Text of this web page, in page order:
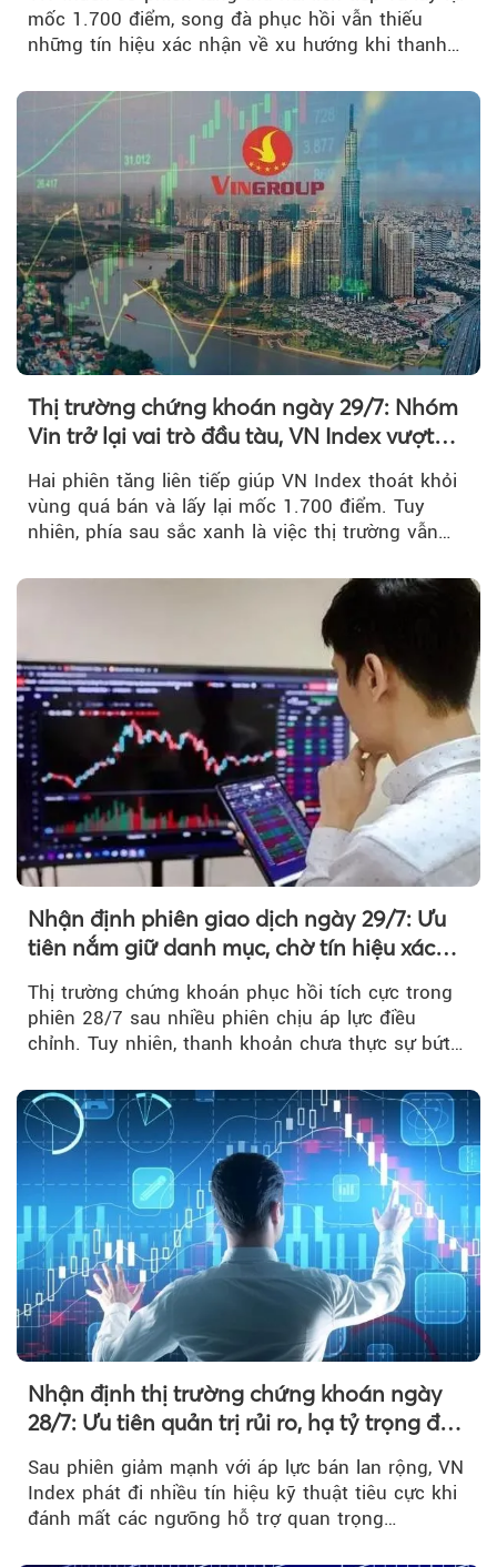
mốc 1.700 điểm, song đà phục hồi vẫn thiếu
những tín hiệu xác nhận về xu hướng khi thanh
Thị trường chứng khoán ngày 29/7: Nhóm
Vin trở lại vai trò đầu tàu, VN Index vượt
Hai phiên tăng liên tiếp giúp VN Index thoát khỏi
vùng quá bán và lấy lại mốc 1.700 điểm. Tuy
nhiên, phía sau sắc xanh là việc thị trường vẫn
tiền vẫn chưa thực sự trở lại.
Nhận định phiên giao dịch ngày 29/7: Ưu
tiên nắm giữ danh mục, chờ tín hiệu xác
Thị trường chứng khoán phục hồi tích cực trong
phiên 28/7 sau nhiều phiên chịu áp lực điều
chỉnh. Tuy nhiên, thanh khoản chưa thực sự bứt
Nhận định thị trường chứng khoán ngày
28/7: Ưu tiên quản trị rủi ro, hạ tỷ trọng đòn
Sau phiên giảm mạnh với áp lực bán lan rộng, VN
Index phát đi nhiều tín hiệu kỹ thuật tiêu cực khi
đánh mất các ngưỡng hỗ trợ quan trọng…